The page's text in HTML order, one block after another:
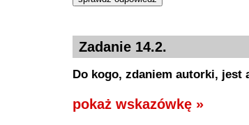
Zadanie 14.2.
Do kogo, zdaniem autorki, jest
pokaż wskazówkę »